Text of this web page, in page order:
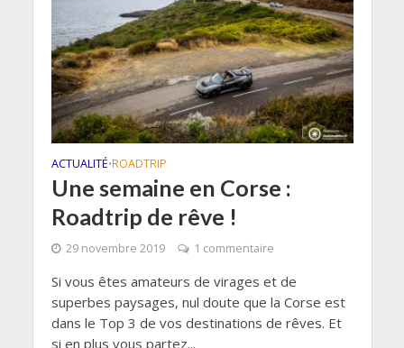
ACTUALITÉ•ROADTRIP
Une semaine en Corse :
Roadtrip de rêve !
29 novembre 2019 1 commentaire
Si vous êtes amateurs de virages et de
superbes paysages, nul doute que la Corse est
dans le Top 3 de vos destinations de rêves. Et
si en plus vous partez...